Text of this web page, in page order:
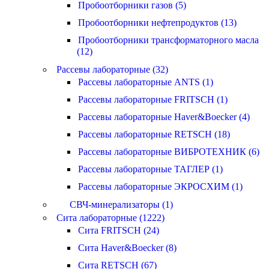
Пробоотборники газов (5)
Пробоотборники нефтепродуктов (13)
Пробоотборники трансформаторного масла
(12)
Рассевы лабораторные (32)
Рассевы лабораторные ANTS (1)
Рассевы лабораторные FRITSCH (1)
Рассевы лабораторные Haver&Boecker (4)
Рассевы лабораторные RETSCH (18)
Рассевы лабораторные ВИБРОТЕХНИК (6)
Рассевы лабораторные ТАГЛЕР (1)
Рассевы лабораторные ЭКРОСХИМ (1)
СВЧ-минерализаторы (1)
Сита лабораторные (1222)
Сита FRITSCH (24)
Сита Haver&Boecker (8)
Сита RETSCH (67)